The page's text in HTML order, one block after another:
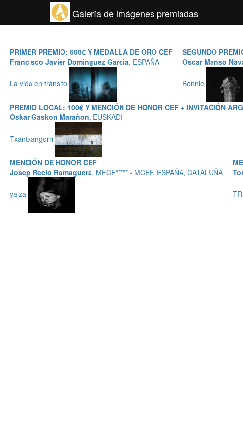
Galería de imágenes premiadas
PRIMER PREMIO: 600€ Y MEDALLA DE ORO CEF
Francisco Javier Dominguez Garcia, ESPAÑA
La vida en tránsito
SEGUNDO
Oscar Manso
Bonnie
PREMIO LOCAL: 100€ Y MENCIÓN DE HONOR CEF + INVITACIÓN
Oskar Gaskon Marañon, EUSKADI
Txantxangorri
MENCIÓN DE HONOR CEF
Josep Recio Romaguera, MFCF***** - MCEF, ESPAÑA, CATALUÑA
yaiza